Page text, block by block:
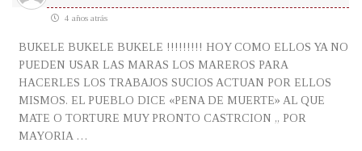
4 años atrás
BUKELE BUKELE BUKELE !!!!!!!!! HOY COMO ELLOS YA NO
PUEDEN USAR LAS MARAS LOS MAREROS PARA
HACERLES LOS TRABAJOS SUCIOS ACTUAN POR ELLOS
MISMOS. EL PUEBLO DICE «PENA DE MUERTE» AL QUE
MATE O TORTURE MUY PRONTO CASTRCION ,, POR
MAYORIA …